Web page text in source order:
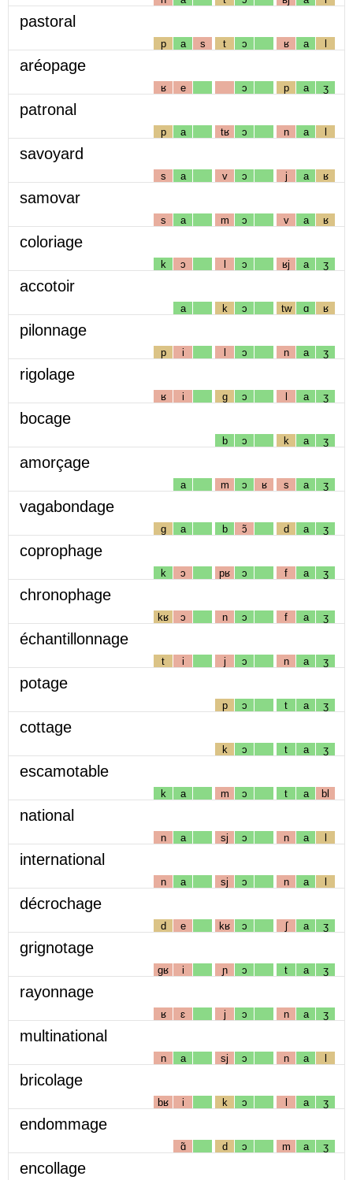
pastoral
p a s t ɔ ʁ a l
aréopage
ʁ e ɔ p a ʒ
patronal
p a tʁ ɔ n a l
savoyard
s a v ɔ j a ʁ
samovar
s a m ɔ v a ʁ
coloriage
k ɔ l ɔ ʁj a ʒ
accotoir
a k ɔ tw ɑ ʁ
pilonnage
p i l ɔ n a ʒ
rigolage
ʁ i g ɔ l a ʒ
bocage
b ɔ k a ʒ
amorçage
a m ɔ ʁ s a ʒ
vagabondage
g a b ɔ̃ d a ʒ
coprophage
k ɔ pʁ ɔ f a ʒ
chronophage
kʁ ɔ n ɔ f a ʒ
échantillonnage
t i j ɔ n a ʒ
potage
p ɔ t a ʒ
cottage
k ɔ t a ʒ
escamotable
k a m ɔ t a bl
national
n a sj ɔ n a l
international
n a sj ɔ n a l
décrochage
d e kʁ ɔ ʃ a ʒ
grignotage
gʁ i ɲ ɔ t a ʒ
rayonnage
ʁ ɛ j ɔ n a ʒ
multinational
n a sj ɔ n a l
bricolage
bʁ i k ɔ l a ʒ
endommage
ɑ̃ d ɔ m a ʒ
encollage